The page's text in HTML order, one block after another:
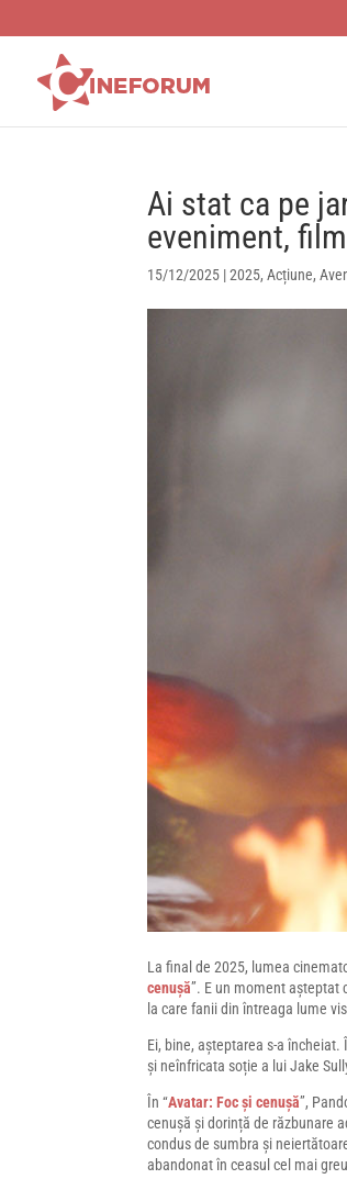
Ai stat ca pe
eveniment,
15/12/2025 |2025,Acțiune,
La final de 2025, lumea
cenușă”. E un moment așteptat
la care fanii din întreaga lume
Ei, bine, așteptarea s-a
și neînfricata soție a lui Jake
În “Avatar: Foc și cenușă”,
cenușă și dorință de răzbunare
condus de sumbra și
abandonat în ceasul cel mai